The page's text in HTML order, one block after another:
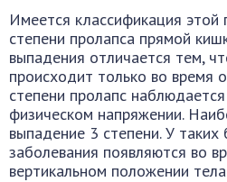
Имеется классификация
степени пролапса прямой
выпадения отличается тем,
происходит только во время
степени пролапс
физическом напряжении.
выпадение 3 степени. У
заболевания появляются во
вертикальном положении